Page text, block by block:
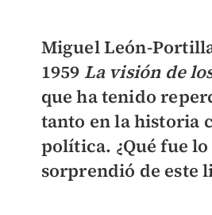
Miguel León-
1959 La visión de
que ha tenido
tanto en la historia
política. ¿Qué fue lo
sorprendió de este